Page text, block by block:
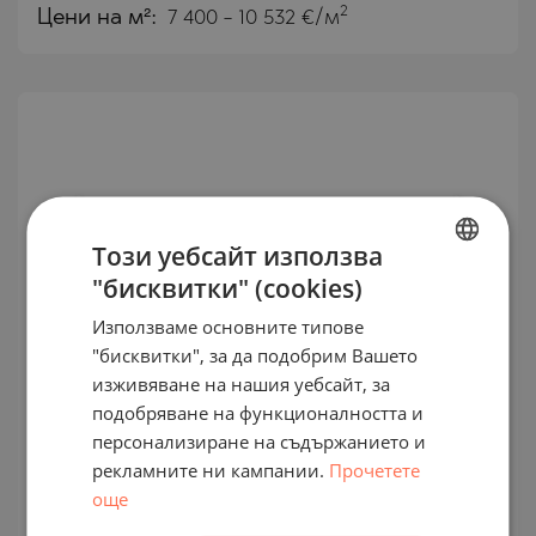
Цени на м²: 7 400 - 10 532 €/м2
Обзаведени, премиум
апартаменти в дизайнерската
ETRO Residences, Maslak
КВ. MASLAK / ГР. ИСТАНБУЛ / МАРМАРА /
ТУРЦИЯ
GERMAN
FRENCH
Този уебсайт използва
"бисквитки" (cookies)
Използваме основните типове
"бисквитки", за да подобрим Вашето
изживяване на нашия уебсайт, за
подобряване на функционалността и
персонализиране на съдържанието и
рекламните ни кампании. Прочетете
още